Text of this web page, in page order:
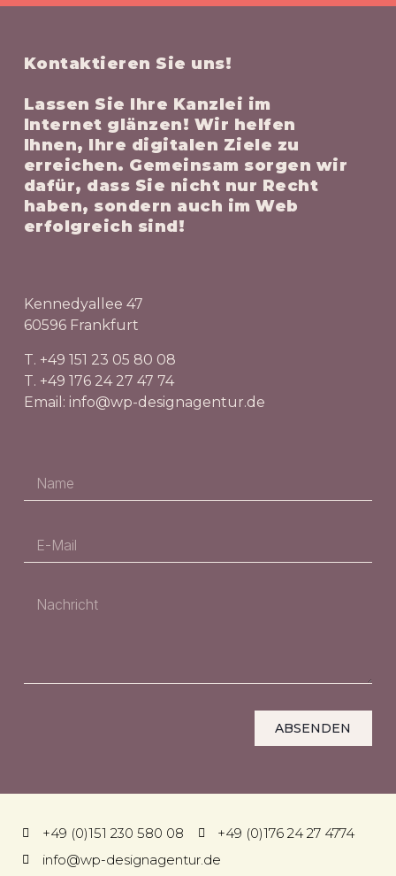
Kontaktieren Sie uns!
Lassen Sie Ihre Kanzlei im
Internet glänzen! Wir helfen
Ihnen, Ihre digitalen Ziele zu
erreichen. Gemeinsam sorgen wir
dafür, dass Sie nicht nur Recht
haben, sondern auch im Web
erfolgreich sind!
Kennedyallee 47
60596 Frankfurt
T. +49 151 23 05 80 08
T. +49 176 24 27 47 74
Email: info@wp-designagentur.de
ABSENDEN
+49 (0)151 230 580 08
+49 (0)176 24 27 4774
info@wp-designagentur.de